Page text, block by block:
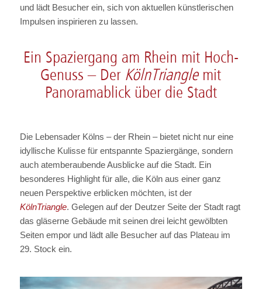
und lädt Besucher ein, sich von aktuellen künstlerischen
Impulsen inspirieren zu lassen.
Ein Spaziergang am Rhein mit Hoch-
Genuss – Der KölnTrianglemit
Panoramablick über die Stadt
Die Lebensader Kölns – der Rhein – bietet nicht nur eine
idyllische Kulisse für entspannte Spaziergänge, sondern
auch atemberaubende Ausblicke auf die Stadt. Ein
besonderes Highlight für alle, die Köln aus einer ganz
neuen Perspektive erblicken möchten, ist der
KölnTriangle. Gelegen auf der Deutzer Seite der Stadt ragt
das gläserne Gebäude mit seinen drei leicht gewölbten
Seiten empor und lädt alle Besucher auf das Plateau im
29. Stock ein.